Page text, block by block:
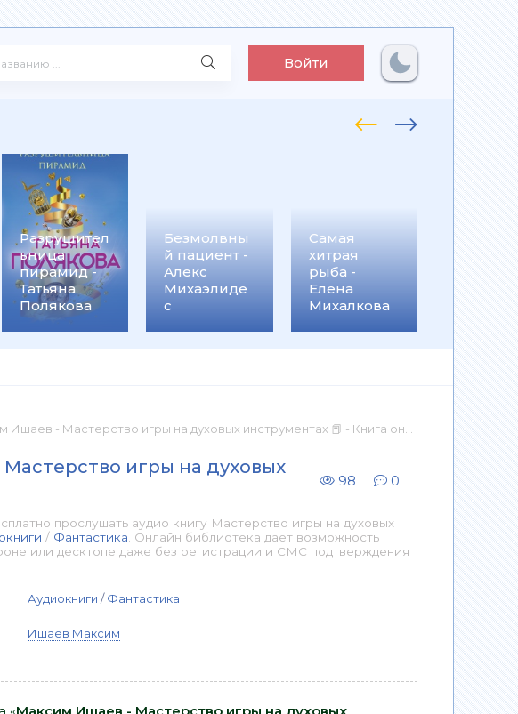
Войти
Разрушител
ьница
пирамид -
Татьяна
Полякова
Безмолвны
й пациент -
Алекс
Михаэлиде
с
Самая
хитрая
рыба -
Елена
Михалкова
Замуж
второй
или Еще
кто из
попал! -
Вудворт
- Мастерство игры на духовых инструментах 📕 - Книга онлайн бесплатно
игры на духовых
98 0
прослушать аудио книгу Мастерство игры на духовых
/ Фантастика . Онлайн библиотека дает возможность
или десктопе даже без регистрации и СМС подтверждения
Аудиокниги /Фантастика
Ишаев Максим